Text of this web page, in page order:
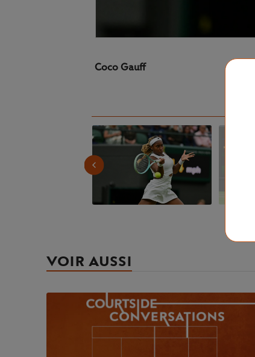
Coco Gauff
VOIR AUSSI